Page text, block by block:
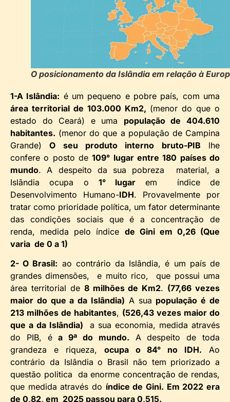
O posicionamento da Islândia em relação à
1-A Islândia: é um pequeno e pobre país, com uma
área territorial de 103.000 Km2, (menor do que o
estado do Ceará) e uma população de 404.610
habitantes. (menor do que a população de Campina
Grande)O seu produto interno bruto-PIB lhe
confere o posto de109° lugar entre 180 países do
mundo. A despeito da sua pobreza material, a
Islândia ocupa o 1° lugar em índice de
Desenvolvimento Humano-IDH. Provavelmente por
tratar como prioridade política, um fator determinante
das condições sociais que é a concentração de
renda, medida pelo índice de Gini em 0,26 (Que
varia de 0 a 1)
2- O Brasil: ao contrário da Islândia, é um país de
grandes dimensões, e muito rico, que possui uma
área territorial de 8 milhões de Km2. (77,66 vezes
maior do que a da Islândia) A sua população é de
213 milhões de habitantes, (526,43 vezes maior do
que a da Islândia) a sua economia, medida através
do PIB, éa 9ª do mundo. A despeito de toda
grandeza e riqueza, ocupa o 84° no IDH. Ao
contrário da Islândia o Brasil não tem priorizado a
questão politica da enorme concentração de rendas,
que medida através do índice de Gini. Em 2022 era
de 0,82, em 2025 passou para 0,515.